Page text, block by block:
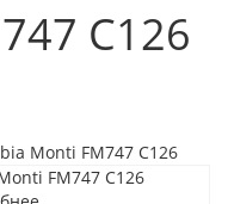
C126
Monti FM747 C126
FM747 C126